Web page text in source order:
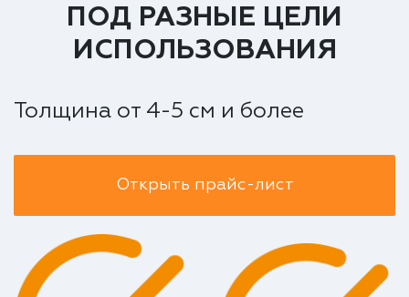
ПОД РАЗНЫЕ ЦЕЛИ
ИСПОЛЬЗОВАНИЯ
Толщина от 4-5 см и более
Открыть прайс-лист